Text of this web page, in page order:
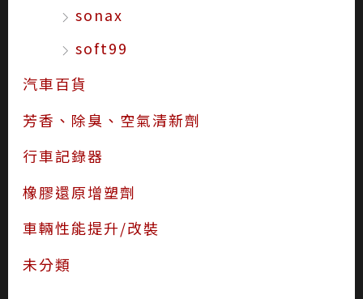
sonax
soft99
汽車百貨
芳香、除臭、空氣清新劑
行車記錄器
橡膠還原增塑劑
車輛性能提升/改裝
未分類